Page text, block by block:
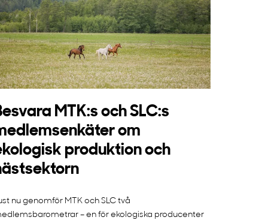
MTK:s och SLC:s
om
produktion och
nu genomför MTK och SLC två
– en för ekologiska producenter